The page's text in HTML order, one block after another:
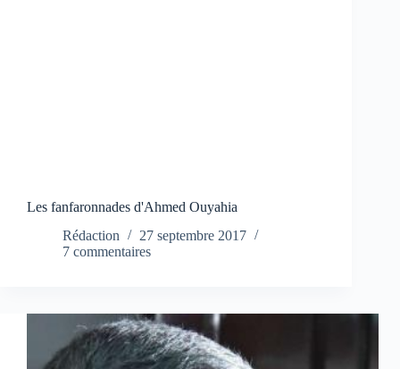
Les fanfaronnades d'Ahmed Ouyahia
Rédaction
27 septembre 2017
7 commentaires